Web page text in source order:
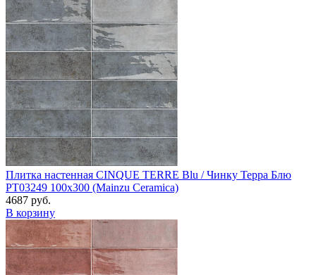
Плитка настенная CINQUE TERRE Blu / Чинку Терра Блю
PT03249 100x300 (Mainzu Ceramica)
4687 руб.
В корзину